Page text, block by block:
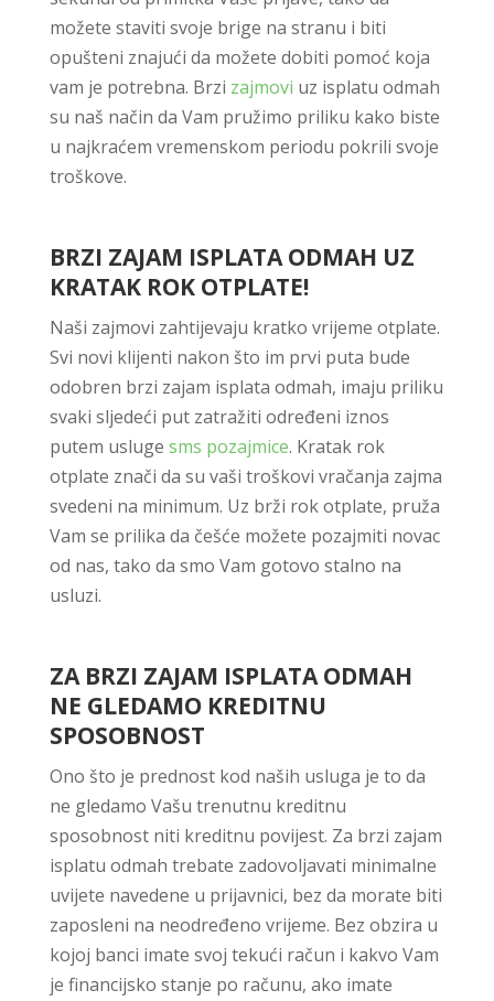
možete staviti svoje brige na stranu i biti
opušteni znajući da možete dobiti pomoć koja
vam je potrebna. Brzi zajmovi uz isplatu odmah
su naš način da Vam pružimo priliku kako biste
u najkraćem vremenskom periodu pokrili svoje
troškove.
BRZI ZAJAM ISPLATA ODMAH UZ
KRATAK ROK OTPLATE!
Naši zajmovi zahtijevaju kratko vrijeme otplate.
Svi novi klijenti nakon što im prvi puta bude
odobren brzi zajam isplata odmah, imaju priliku
svaki sljedeći put zatražiti određeni iznos
putem usluge sms pozajmice. Kratak rok
otplate znači da su vaši troškovi vračanja zajma
svedeni na minimum. Uz brži rok otplate, pruža
Vam se prilika da češće možete pozajmiti novac
od nas, tako da smo Vam gotovo stalno na
usluzi.
ZA BRZI ZAJAM ISPLATA ODMAH
NE GLEDAMO KREDITNU
SPOSOBNOST
Ono što je prednost kod naših usluga je to da
ne gledamo Vašu trenutnu kreditnu
sposobnost niti kreditnu povijest. Za brzi zajam
isplatu odmah trebate zadovoljavati minimalne
uvijete navedene u prijavnici, bez da morate biti
zaposleni na neodređeno vrijeme. Bez obzira u
kojoj banci imate svoj tekući račun i kakvo Vam
je financijsko stanje po računu, ako imate